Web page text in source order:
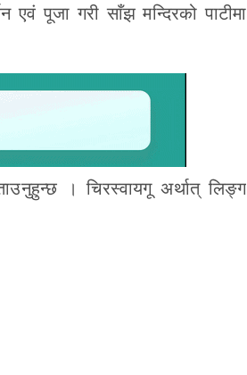
एवं पूजा गरी साँझ मन्दिरको पाटीमा
। चिरस्वायगू अर्थात् लिङ्ग